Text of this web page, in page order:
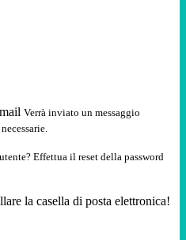
Verrà inviato un messaggio
Effettua il reset della password
la casella di posta elettronica!